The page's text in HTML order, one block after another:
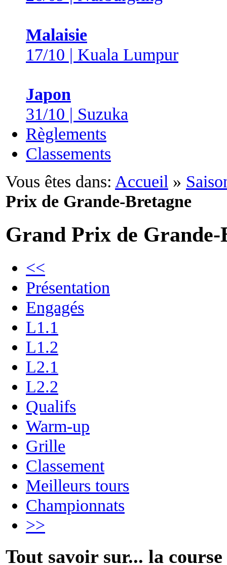
Malaisie
17/10 | Kuala Lumpur
Japon
31/10 | Suzuka
Règlements
Classements
Vous êtes dans: Accueil »
Prix de Grande-Bretagne
Grand Prix de Grande-
<<
Présentation
Engagés
L1.1
L1.2
L2.1
L2.2
Qualifs
Warm-up
Grille
Classement
Meilleurs tours
Championnats
>>
Tout savoir sur... la course